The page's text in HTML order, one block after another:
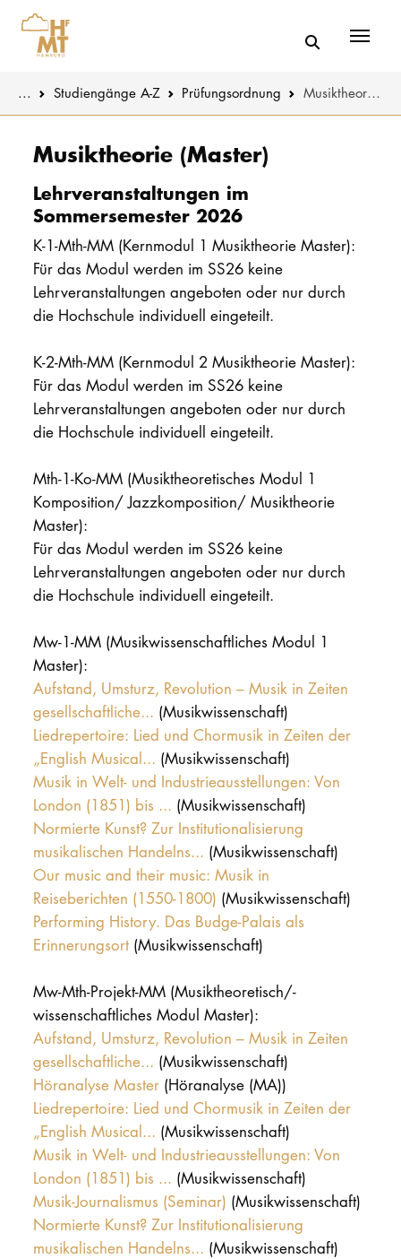
You are here:
... Studiengänge A-Z Prüfungsordnung Musiktheorie (Master)
Musiktheorie (Master)
Lehrveranstaltungen im
Sommersemester 2026
K-1-Mth-MM (Kernmodul 1 Musiktheorie Master):
Für das Modul werden im SS26 keine
Lehrveranstaltungen angeboten oder nur durch
die Hochschule individuell eingeteilt.
K-2-Mth-MM (Kernmodul 2 Musiktheorie Master):
Für das Modul werden im SS26 keine
Lehrveranstaltungen angeboten oder nur durch
die Hochschule individuell eingeteilt.
Mth-1-Ko-MM (Musiktheoretisches Modul 1
Komposition/ Jazzkomposition/ Musiktheorie
Master):
Für das Modul werden im SS26 keine
Lehrveranstaltungen angeboten oder nur durch
die Hochschule individuell eingeteilt.
Mw-1-MM (Musikwissenschaftliches Modul 1
Master):
Aufstand, Umsturz, Revolution – Musik in Zeiten
gesellschaftliche... (Musikwissenschaft)
Liedrepertoire: Lied und Chormusik in Zeiten der
„English Musical... (Musikwissenschaft)
Musik in Welt- und Industrieausstellungen: Von
London (1851) bis ... (Musikwissenschaft)
Normierte Kunst? Zur Institutionalisierung
musikalischen Handelns... (Musikwissenschaft)
Our music and their music: Musik in
Reiseberichten (1550-1800) (Musikwissenschaft)
Performing History. Das Budge-Palais als
Erinnerungsort (Musikwissenschaft)
Mw-Mth-Projekt-MM (Musiktheoretisch/-
wissenschaftliches Modul Master):
Aufstand, Umsturz, Revolution – Musik in Zeiten
gesellschaftliche... (Musikwissenschaft)
Höranalyse Master (Höranalyse (MA))
Liedrepertoire: Lied und Chormusik in Zeiten der
„English Musical... (Musikwissenschaft)
Musik in Welt- und Industrieausstellungen: Von
London (1851) bis ... (Musikwissenschaft)
Musik-Journalismus (Seminar) (Musikwissenschaft)
Normierte Kunst? Zur Institutionalisierung
musikalischen Handelns... (Musikwissenschaft)
KULTUR-
Online-